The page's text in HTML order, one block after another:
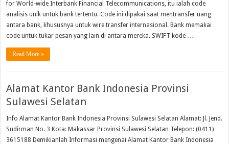
for World-wide Interbank Financial Telecommunications, itu ialah code
analisis unik untuk bank tertentu. Code ini dipakai saat mentransfer uang
antara bank, khususnya untuk wire transfer internasional. Bank memakai
code untuk tukar pesan yang lain di antara mereka. SWIFT kode …
Read More »
Alamat Kantor Bank Indonesia Provinsi
Sulawesi Selatan
Info Alamat Kantor Bank Indonesia Provinsi Sulawesi Selatan Alamat: Jl. Jend.
Sudirman No. 3 Kota: Makassar Provinsi Sulawesi Selatan Telepon: (0411)
3615188 Demikianlah Informasi mengenai Alamat Kantor Bank Indonesia